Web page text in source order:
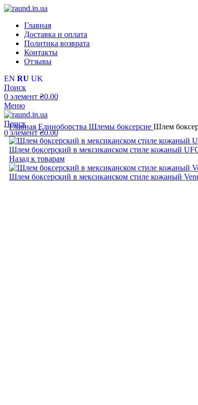
Главная
Доставка и оплата
Политика возврата
Контакты
Отзывы
EN RU UK
Поиск
0 элемент ₴0.00
Меню
Поиск
0элемент ₴0.00
Главная Единоборства Шлемы боксерсие Шлем
Шлем боксерский в мексиканском стиле кожаный
Назад к товарам
Шлем боксерский в мексиканском стиле кожаный